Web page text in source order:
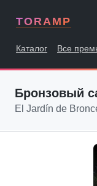
TORAMP
Каталог Все
Бронзовый
El Jardín de